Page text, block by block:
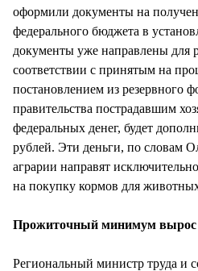
оформили документы на
федерального бюджета в
документы уже направлены для
соответствии с принятым на
постановлением из резервного
правительства пострадавшим
федеральных денег, будет
рублей. Эти деньги, по
аграрии направят
на покупку кормов для
Прожиточный минимум вырос
Региональный министр труда и